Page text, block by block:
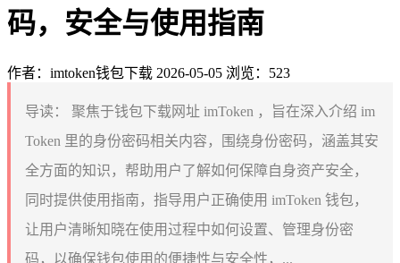
码，安全与使用指南
作者：imtoken钱包下载 2026-05-05 浏览：523
导读：
聚焦于钱包下载网址 imToken ，旨在深入介绍 im
Token 里的身份密码相关内容，围绕身份密码，涵盖其安
全方面的知识，帮助用户了解如何保障自身资产安全，
同时提供使用指南，指导用户正确使用 imToken 钱包，
让用户清晰知晓在使用过程中如何设置、管理身份密
码，以确保钱包使用的便捷性与安全性，...